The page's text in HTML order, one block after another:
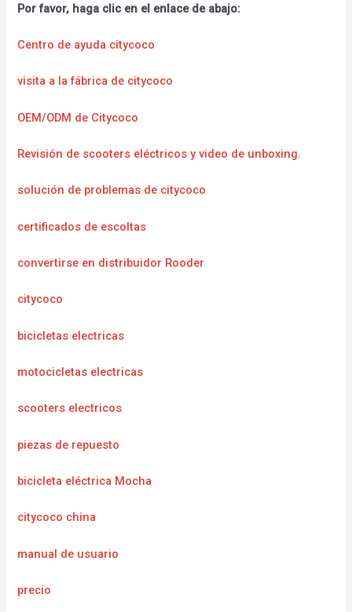
Por favor, haga clic en el enlace de abajo:
Centro de ayuda citycoco
visita a la fábrica de citycoco
OEM/ODM de Citycoco
Revisión de scooters eléctricos y video de unboxing.
solución de problemas de citycoco
certificados de escoltas
convertirse en distribuidor Rooder
citycoco
bicicletas electricas
motocicletas electricas
scooters electricos
piezas de repuesto
bicicleta eléctrica Mocha
citycoco china
manual de usuario
precio